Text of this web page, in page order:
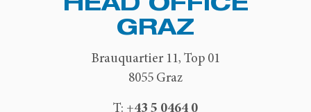
GRAZ
Brauquartier 11, Top 01
8055 Graz
T: +43 5 0464 0